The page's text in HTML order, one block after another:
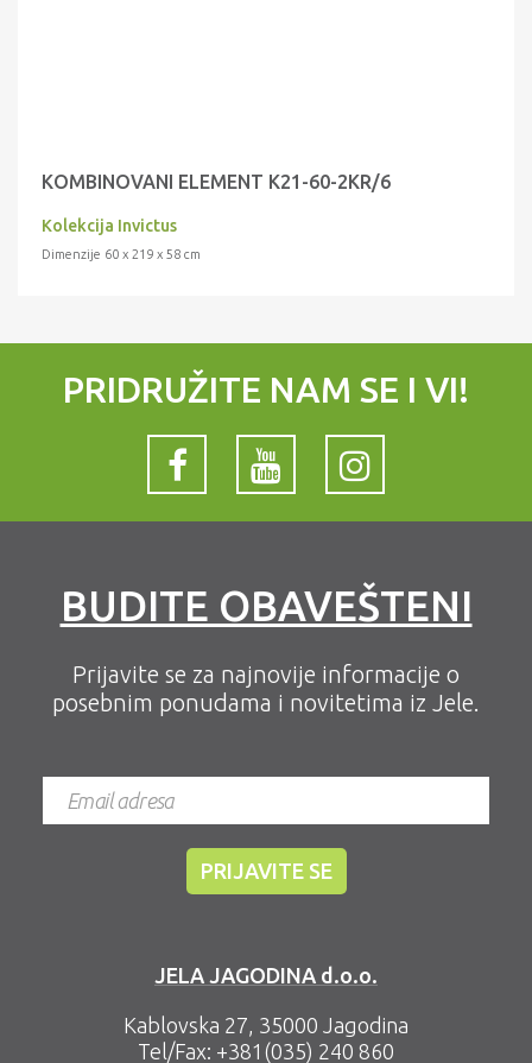
KOMBINOVANI ELEMENT K21-60-2KR/6
Kolekcija Invictus
Dimenzije 60 x 219 x 58 cm
PRIDRUŽITE NAM SE I VI!
BUDITE OBAVEŠTENI
Prijavite se za najnovije informacije o
posebnim ponudama i novitetima iz Jele.
JELA JAGODINA d.o.o.
Kablovska 27, 35000 Jagodina
Tel/Fax: +381(035) 240 860